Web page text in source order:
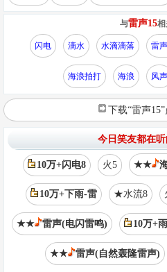
与雷声15相
闪电 滴水 水滴滴落 雷
海浪拍打 海浪 风声
下载“雷声
今日笑友都在
10万+闪电8 火5 ★★
10万+下雨-雷 ★水流8
★★ 雷声(电闪雷鸣) 10万+
★★ 雷声(自然轰隆雷声)